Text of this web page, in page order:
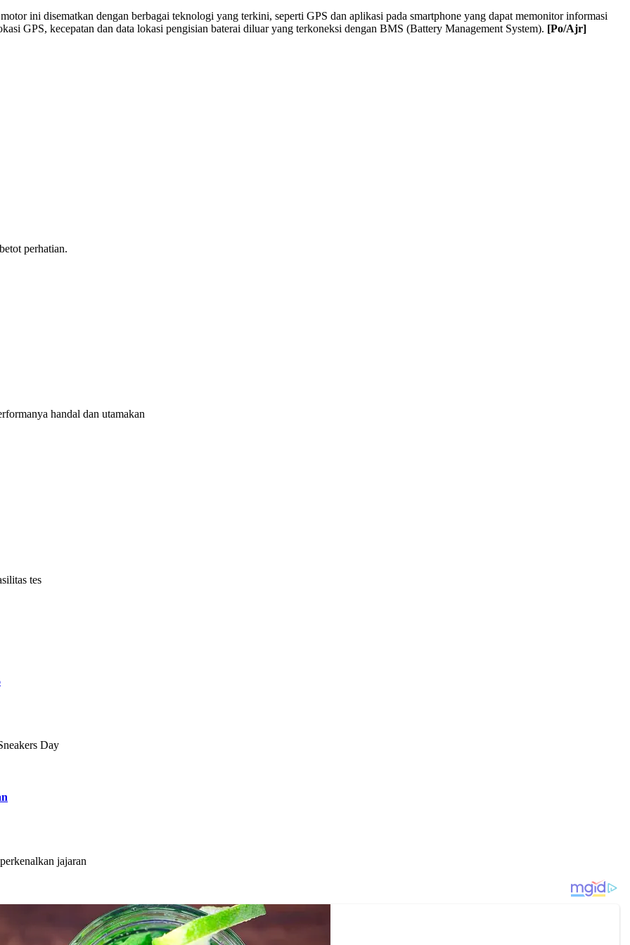
ini disematkan dengan berbagai teknologi yang terkini, seperti GPS dan aplikasi pada smartphone yang dapat memonitor informasi
GPS, kecepatan dan data lokasi pengisian baterai diluar yang terkoneksi dengan BMS (Battery Management System). [Po/Ajr]
perhatian.
handal dan utamakan
tes
Day
jajaran